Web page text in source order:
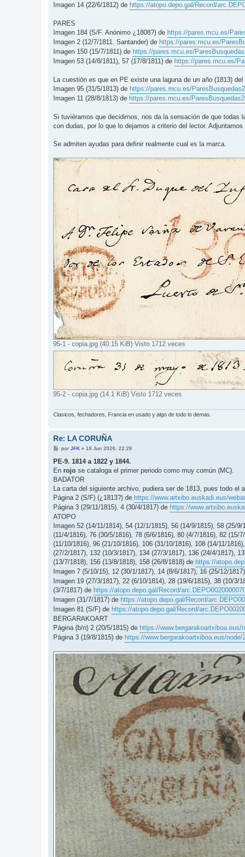
Imagen 14 (22/6/1812) de https://atopo.depo.gal/Record/
PARES
Imagen 184 (S/F. Anónimo ¿1808?) de https://pares.mcu.es/
Imagen 2 (12/7/1811. Santander) de https://pares.mcu.es/
Imagen 150 (15/7/1811) de https://pares.mcu.es/
Imagen 53 (14/8/1811), 57 (17/8/1811) de https://pares.mcu.es/
La cuestión es que en PE existe una laguna de un año (1813)
Imagen 95 (31/5/1813) de https://pares.mcu.es/
Imagen 11 (28/8/1813) de https://pares.mcu.es/
Si tuviéramos que decidirnos, nos da la sensación de que
con dudas, por lo que lo dejamos a criterio del lector.
Se admiten ayudas para definir realmente cual es la marca.
95-1 - copia.jpg (40.15 KiB) Visto 1712 veces
95-2 - copia.jpg (14.1 KiB) Visto 1712 veces
Clasicos, fechadores, Francia en usado y algo de todo lo demas.
Re: LA CORUÑA
M
n
a
j
porJFK» 18 Jun 2026, 22:29
PE-9. 1814 a 1822 y 1844.
En rojo se cataloga el primer periodo como muy común (MC).
BADATOR
La carta del siguiente archivo, pudiera ser de 1813, pues todo el
Página 2 (S/F) (¿1813?) de https://www.artxibo.euskadi.eus/
Página 3 (29/11/1815), 4 (30/4/1817) de https://
ATOPO
Imagen 52 (14/11/1814), 54 (12/1/1815), 56 (14/9/1815), 58 (25/
(11/4/1816), 76 (30/5/1816), 78 (6/6/1816), 80 (4/7/1816), 82
(11/10/1816), 96 (21/10/1816), 106 (31/10/1816), 108 (14/11/
(27/2/1817), 132 (10/3/1817), 134 (27/3/1817), 136 (24/4/1817),
(13/7/1818), 156 (13/8/1818), 158 (26/8/1818) de https://
Imagen 7 (5/10/15), 12 (30/1/1817), 14 (8/6/1817), 16 (25/12/
Imagen 19 (27/3/1817), 22 (6/10/1814), 28 (19/6/1815), 38 (10/
(3/7/1817) de https://atopo.depo.gal/Record/
Imagen (31/7/1817) de https://atopo.depo.gal/Record/
Imagen 81 (S/F) de https://atopo.depo.gal/Record/
BERGARAKOART
Página (b/n) 2 (20/5/1815) de https://www.bergarakoartxiboa.eus/
Página 3 (19/8/1815) de https://www.bergarakoartxiboa.eus/node/